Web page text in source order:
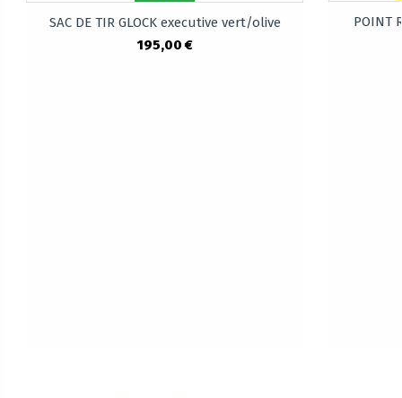
SAC DE TIR GLOCK executive vert/olive
195,00 €
POINT